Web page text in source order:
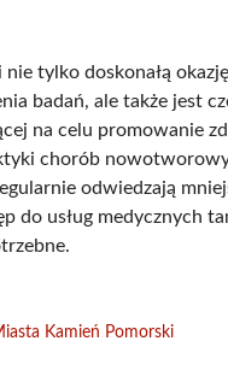
tylko doskonałą
badań, ale także jest
na celu promowanie
chorób
odwiedzają
do usług medycznych
Kamień Pomorski